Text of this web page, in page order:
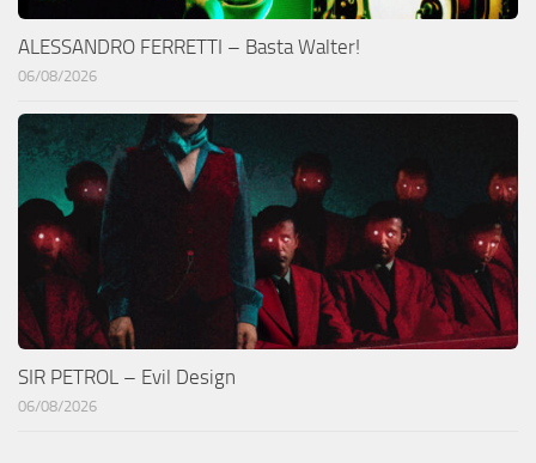
ALESSANDRO FERRETTI – Basta Walter!
06/08/2026
SIR PETROL – Evil Design
06/08/2026